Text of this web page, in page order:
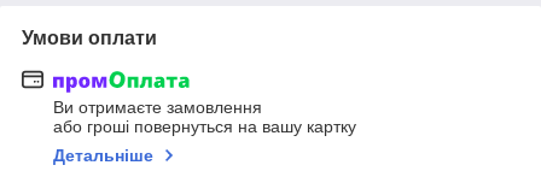
Умови оплати
Ви отримаєте замовлення
або гроші повернуться на вашу картку
Детальніше